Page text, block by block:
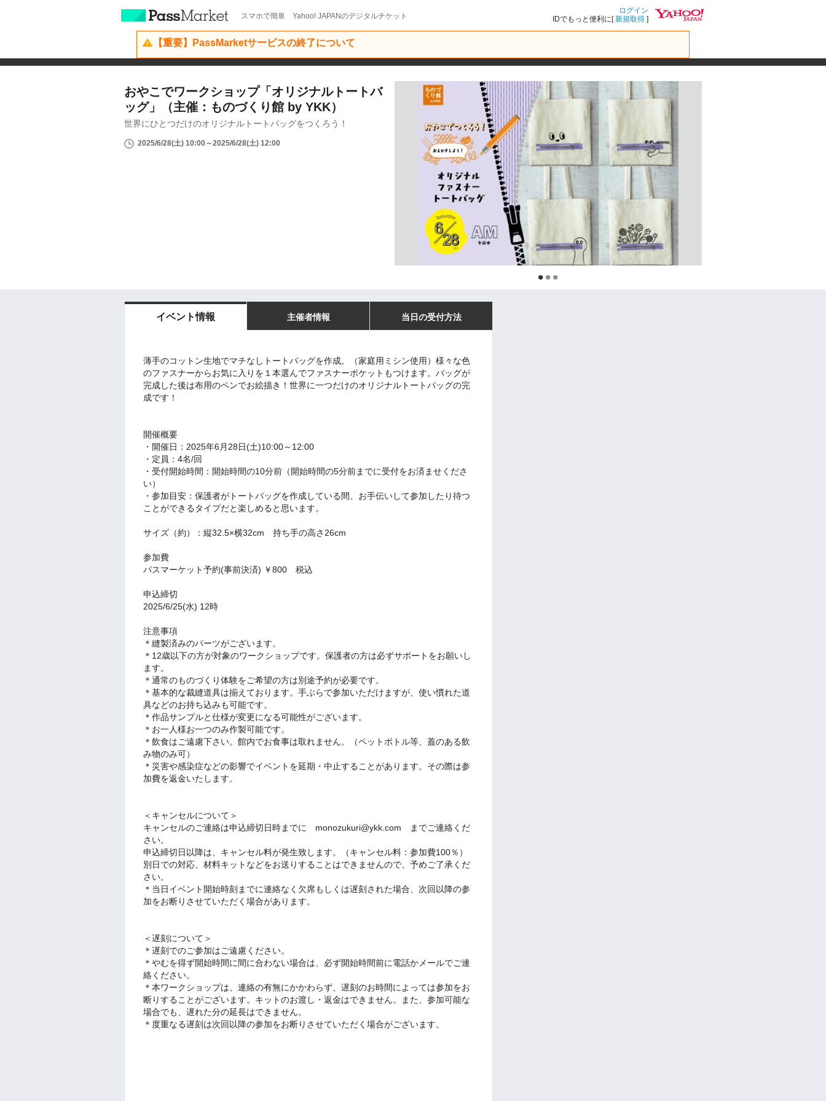
スマホで簡単 Yahoo! JAPANのデジタルチケット
ログイン
IDでもっと便利に[新規取得 ]
【重要】PassMarketサービスの終了について
おやこでワークショップ「オリジナルトートバ
ッグ」（主催：ものづくり館 by YKK）
世界にひとつだけのオリジナルトートバッグをつくろう！
2025/6/28(土) 10:00～2025/6/28(土) 12:00
イベント情報 主催者情報 当日の受付方法
薄手のコットン生地でマチなしトートバッグを作成。（家庭用ミシン使用）様々な色
のファスナーからお気に入りを１本選んでファスナーポケットもつけます。バッグが
完成した後は布用のペンでお絵描き！世界に一つだけのオリジナルトートバッグの完
成です！
開催概要
・開催日：2025年6月28日(土)10:00～12:00
・定員：4名/回
・受付開始時間：開始時間の10分前（開始時間の5分前までに受付をお済ませくださ
い）
・参加目安：保護者がトートバッグを作成している間、お手伝いして参加したり待つ
ことができるタイプだと楽しめると思います。
サイズ（約）：縦32.5×横32cm 持ち手の高さ26cm
参加費
パスマーケット予約(事前決済) ￥800 税込
申込締切
2025/6/25(水) 12時
注意事項
＊縫製済みのパーツがございます。
＊12歳以下の方が対象のワークショップです。保護者の方は必ずサポートをお願いし
ます。
＊通常のものづくり体験をご希望の方は別途予約が必要です。
＊基本的な裁縫道具は揃えております。手ぶらで参加いただけますが、使い慣れた道
具などのお持ち込みも可能です。
＊作品サンプルと仕様が変更になる可能性がございます。
＊お一人様お一つのみ作製可能です。
＊飲食はご遠慮下さい。館内でお食事は取れません。（ペットボトル等、蓋のある飲
み物のみ可）
＊災害や感染症などの影響でイベントを延期・中止することがあります。その際は参
加費を返金いたします。
＜キャンセルについて＞
キャンセルのご連絡は申込締切日時までに monozukuri@ykk.com までご連絡くだ
さい。
申込締切日以降は、キャンセル料が発生致します。（キャンセル料：参加費100％）
別日での対応、材料キットなどをお送りすることはできませんので、予めご了承くだ
さい。
＊当日イベント開始時刻までに連絡なく欠席もしくは遅刻された場合、次回以降の参
加をお断りさせていただく場合があります。
＜遅刻について＞
＊遅刻でのご参加はご遠慮ください。
＊やむを得ず開始時間に間に合わない場合は、必ず開始時間前に電話かメールでご連
絡ください。
＊本ワークショップは、連絡の有無にかかわらず、遅刻のお時間によっては参加をお
断りすることがございます。キットのお渡し・返金はできません。また、参加可能な
場合でも、遅れた分の延長はできません。
＊度重なる遅刻は次回以降の参加をお断りさせていただく場合がございます。